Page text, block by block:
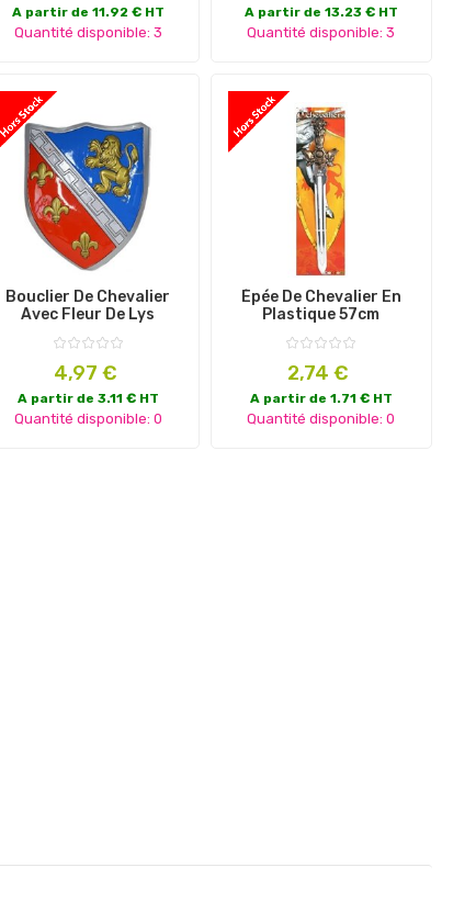
A partir de 11.92 € HT
Quantité disponible: 3
A partir de 13.23 € HT
Quantité disponible: 3
Bouclier De Chevalier
Avec Fleur De Lys
Prix
4,97 €
A partir de 3.11 € HT
Quantité disponible: 0
Épée De Chevalier En
Plastique 57cm
Prix
2,74 €
A partir de 1.71 € HT
Quantité disponible: 0